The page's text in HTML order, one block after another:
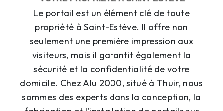
Le portail est un élément clé de toute
propriété à Saint-Estève. Il offre non
seulement une première impression aux
visiteurs, mais il garantit également la
sécurité et la confidentialité de votre
domicile. Chez Alu 2000, situé à Thuir, nous
sommes des experts dans la conception, la